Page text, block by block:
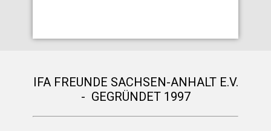
IFA FREUNDE SACHSEN-ANHALT E.V.
- GEGRÜNDET 1997